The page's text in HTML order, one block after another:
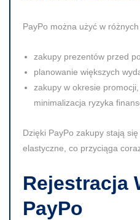
PayPo można użyć w
zakupy prezentów przed
planowanie większych
zakupy w okresie
minimalizacja ryzyka
Dzięki PayPo zakupy stają
elastyczne, co przyciąga
Rejestracja
PayPo